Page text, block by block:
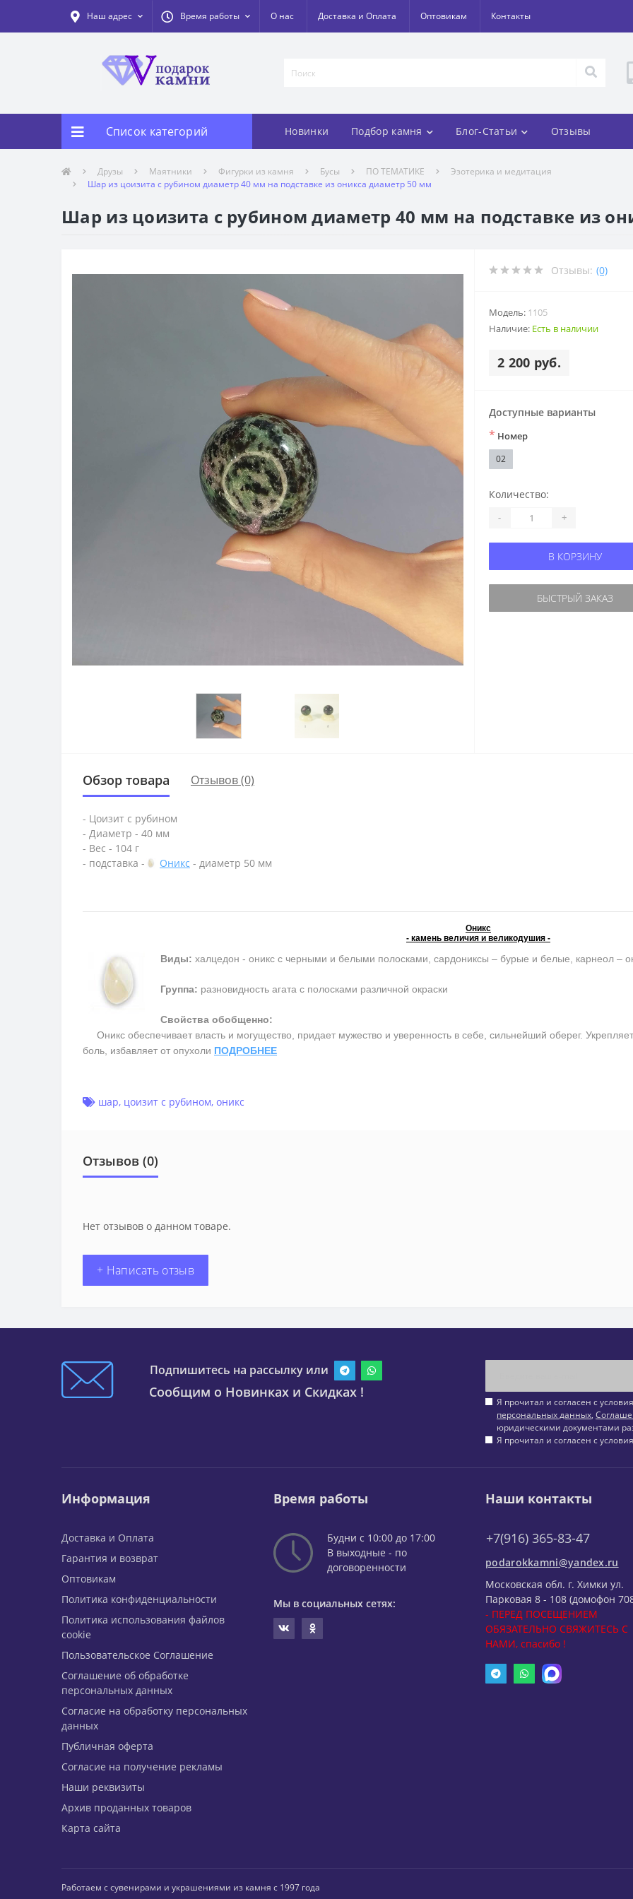
Наш адрес Время работы О нас Доставка и Оплата Оптовикам Контакты
Список категорий Новинки Подбор камня Блог-Статьи Отзывы
Друзы Маятники Фигурки из камня Бусы ПО ТЕМАТИКЕ
Эзотерика и медитация
Шар из цоизита с рубином диаметр 40 мм на подставке из оникса диаметр 50 мм
Шар из цоизита с рубином диаметр 40 мм на подставке из
Отзывы: (0)
Модель: 1105
Наличие: Есть в наличии
2 200 руб.
Доступные варианты
* Номер
02
Количество:
- +
В КОРЗИНУ
БЫСТРЫЙ ЗАКАЗ
Обзор товара Отзывов (0)
- Цоизит с рубином
- Диаметр - 40 мм
- Вес - 104 г
- подставка -
Оникс - диаметр 50 мм
Оникс
- камень величия и великодушия -
Виды: халцедон - оникс с черными и белыми полосками, сардониксы – бурые и белые, карнеол –
Группа: разновидность агата с полосками различной окраски
Свойства обобщенно:
Оникс обеспечивает власть и могущество, придает мужество и уверенность в себе, сильнейший оберег.
боль, избавляет от опухоли ПОДРОБНЕЕ
шар, цоизит с рубином, оникс
Отзывов (0)
Нет отзывов о данном товаре.
+ Написать отзыв
Подпишитесь на рассылку или
Сообщим о Новинках и Скидках !
Я прочитал и согласен с
персональных данных,
юридическими документами
Я прочитал и согласен с
Информация
Доставка и Оплата
Гарантия и возврат
Оптовикам
Политика конфиденциальности
Политика использования файлов
cookie
Пользовательское Соглашение
Соглашение об обработке
персональных данных
Согласие на обработку персональных
данных
Публичная оферта
Согласие на получение рекламы
Наши реквизиты
Архив проданных товаров
Карта сайта
Время работы
Будни с 10:00 до 17:00
В выходные - по
договоренности
Мы в социальных сетях:
Наши контакты
+7(916) 365-83-47
podarokkamni@yandex.ru
Московская обл. г. Химки ул.
Парковая 8 - 108 (домофон
- ПЕРЕД ПОСЕЩЕНИЕМ
ОБЯЗАТЕЛЬНО СВЯЖИТЕСЬ С
НАМИ, спасибо !
Работаем с сувенирами и украшениями из камня с 1997 года